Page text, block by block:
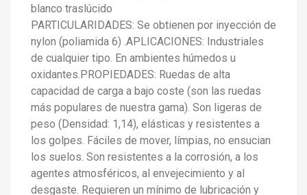
blanco traslúcido
PARTICULARIDADES: Se obtienen por inyección de
nylon (poliamida 6) .APLICACIONES: Industriales
de cualquier tipo. En ambientes húmedos u
oxidantes.PROPIEDADES: Ruedas de alta
capacidad de carga a bajo coste (son las ruedas
más populares de nuestra gama). Son ligeras de
peso (Densidad: 1,14), elásticas y resistentes a
los golpes. Fáciles de mover, límpias, no ensucian
los suelos. Son resistentes a la corrosión, a los
agentes atmosféricos, al envejecimiento y al
desgaste. Requieren un mínimo de lubricación y